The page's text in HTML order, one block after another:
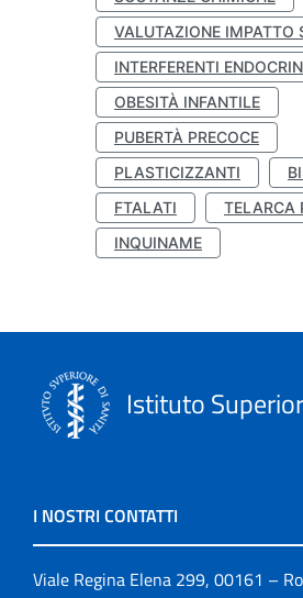
VALUTAZIONE IMPATTO
INTERFERENTI
OBESITÀ INFANTILE
PUBERTÀ PRECOCE
PLASTICIZZANTI
FTALATI
TELARCA
INQUINAME
Istituto
I NOSTRI CONTATTI
Viale Regina Elena 299, 00161 –